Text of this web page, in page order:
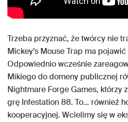
Trzeba przyznać, że twórcy nie
Mickey’s Mouse Trap ma
Odpowiednio wcześnie
Mikiego do domeny publicznej
Nightmare Forge Games, którzy
grę Infestation 88. To… również
kooperacyjnej. Wcielimy się w